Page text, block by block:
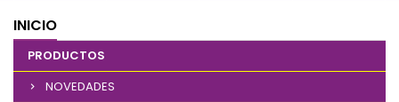
INICIO
PRODUCTOS
NOVEDADES